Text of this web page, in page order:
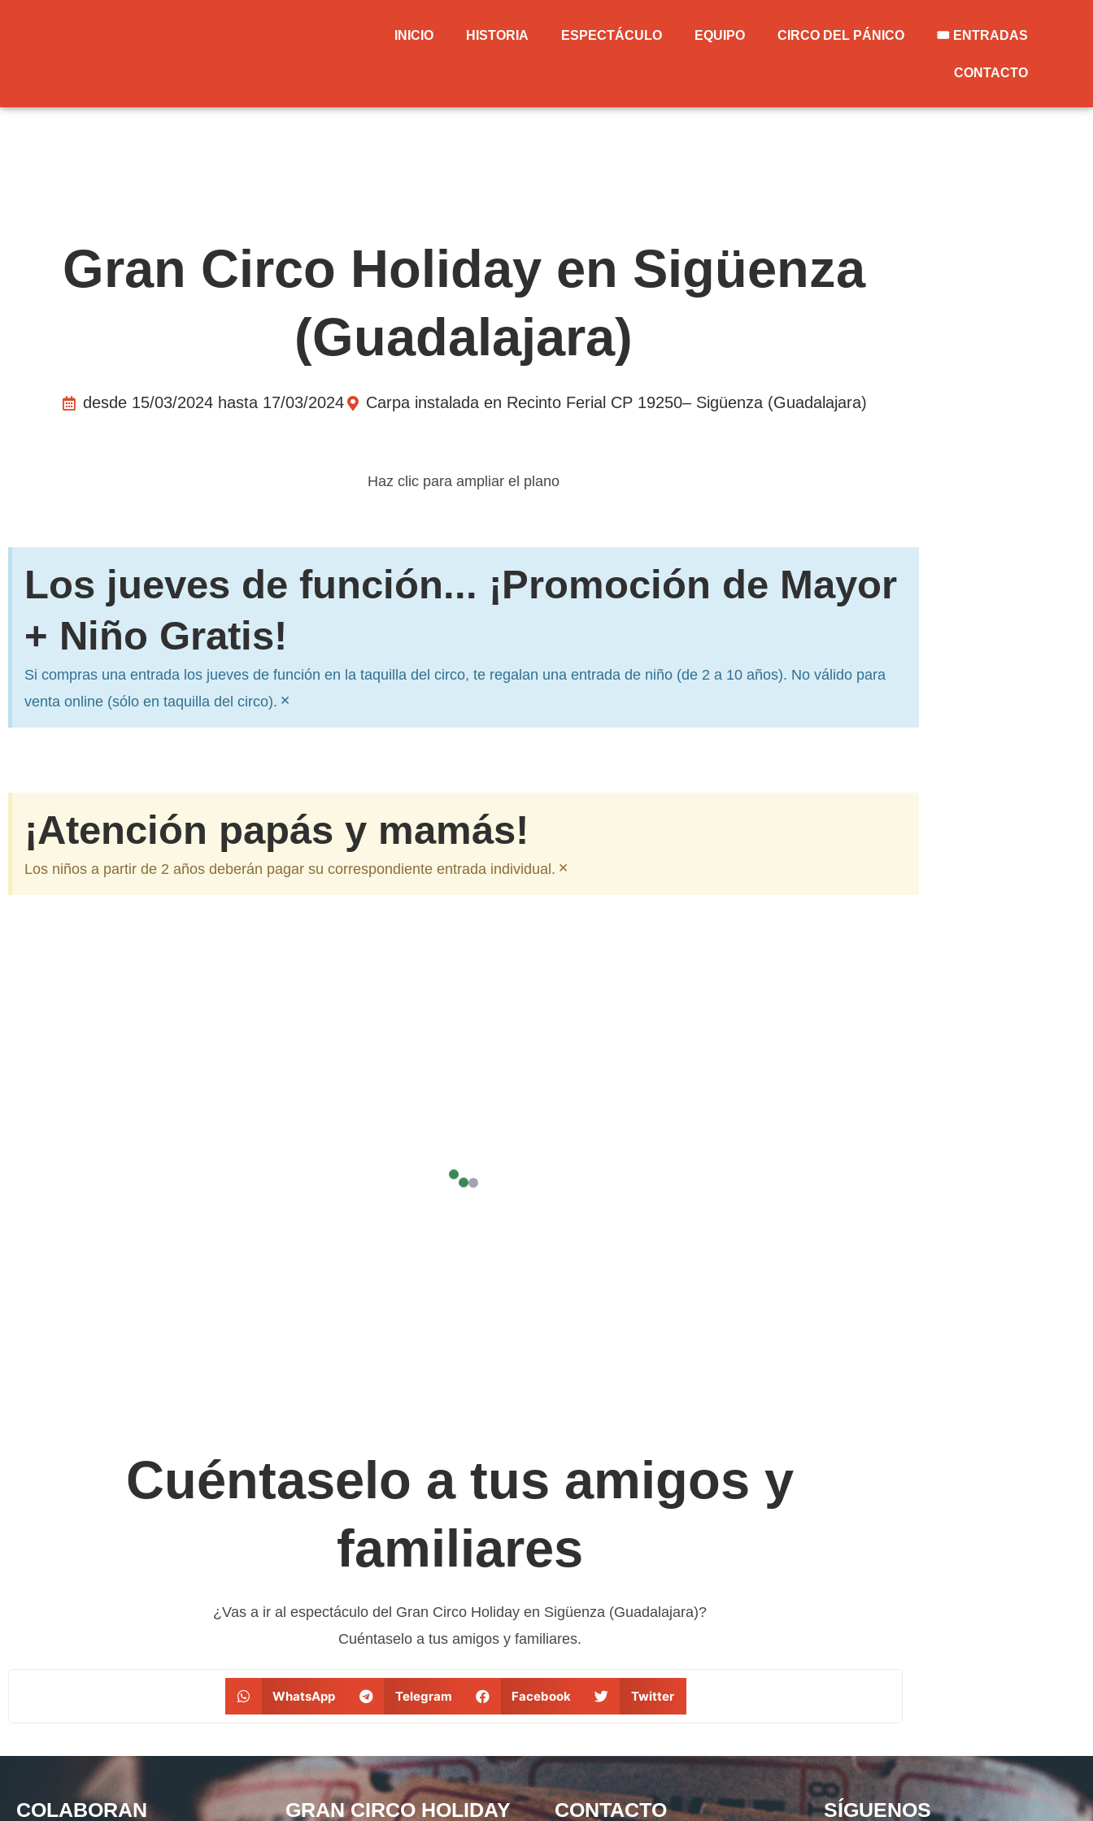
INICIO HISTORIA ESPECTÁCULO EQUIPO CIRCO DEL PÁNICO 🎟️ ENTRADAS
CONTACTO
Gran Circo Holiday en Sigüenza
(Guadalajara)
desde 15/03/2024 hasta 17/03/2024 Carpa instalada en Recinto Ferial CP 19250– Sigüenza (Guadalajara)
Haz clic para ampliar el plano
Los jueves de función... ¡Promoción de Mayor
+ Niño Gratis!
Si compras una entrada los jueves de función en la taquilla del circo, te regalan una entrada de niño (de 2 a 10 años). No válido para
venta online (sólo en taquilla del circo). ×
¡Atención papás y mamás!
Los niños a partir de 2 años deberán pagar su correspondiente entrada individual. ×
Cuéntaselo a tus amigos y
familiares
¿Vas a ir al espectáculo del Gran Circo Holiday en Sigüenza (Guadalajara)?
Cuéntaselo a tus amigos y familiares.
WhatsApp Telegram Facebook Twitter
COLABORAN GRAN CIRCO HOLIDAY CONTACTO SÍGUENOS